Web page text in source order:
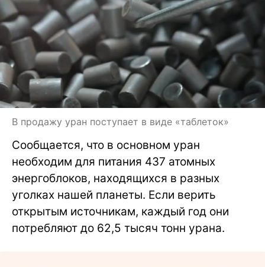
В продажу уран поступает в виде «таблеток»
Сообщается, что в основном уран
необходим для питания 437 атомных
энергоблоков, находящихся в разных
уголках нашей планеты. Если верить
открытым источникам, каждый год они
потребляют до 62,5 тысяч тонн урана.